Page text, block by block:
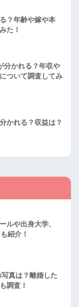
？年齢や嫁や本
た！
分かれる？年収や
ついて調査してみ
かれる？収益は？
ルや出身大学、
紹介！
真は？離婚した
調査！